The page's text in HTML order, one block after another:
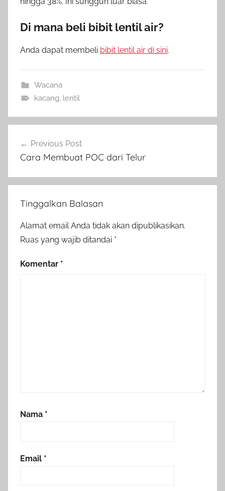
Di mana beli bibit lentil air?
Anda dapat membeli bibit lentil air di sini.
Wacana
kacang lentil
pos
Previous Post
Cara Membuat POC dari Telur
Tinggalkan Balasan
Alamat email Anda tidak akan dipublikasikan.
Ruas yang wajib ditandai *
Komentar *
Nama *
Email *